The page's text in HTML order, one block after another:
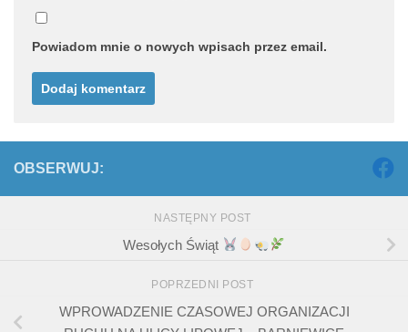
Powiadom mnie o nowych wpisach przez email.
OBSERWUJ:
NASTĘPNY POST
Wesołych Świąt
POPRZEDNI POST
WPROWADZENIE CZASOWEJ ORGANIZACJI